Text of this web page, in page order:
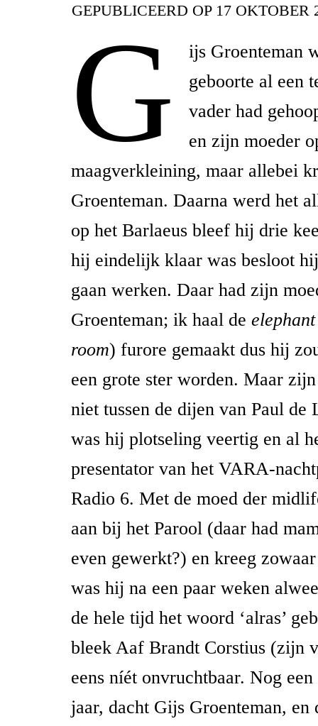
GEPUBLICEERD OP 17 OKTOBER
G
ijs Groenteman
geboorte al een
vader had
en zijn moeder
maagverkleining, maar allebei
Groenteman. Daarna werd het
op het Barlaeus bleef hij drie
hij eindelijk klaar was besloot
gaan werken. Daar had zijn
Groenteman; ik haal de elephant
room) furore gemaakt dus hij
een grote ster worden. Maar
niet tussen de dijen van Paul de
was hij plotseling veertig en al
presentator van het VARA-
Radio 6. Met de moed der
aan bij het Parool (daar had
even gewerkt?) en kreeg
was hij na een paar weken
de hele tijd het woord ‘alras’
bleek Aaf Brandt Corstius (zijn
eens níét onvruchtbaar. Nog
jaar, dacht Gijs Groenteman, en